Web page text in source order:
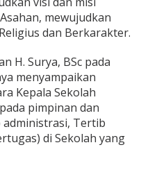
mewujudkan
dan Berkarakter.
H. Surya, BSc pada
menyampaikan
Kepala Sekolah
pimpinan dan
Tertib
di Sekolah yang